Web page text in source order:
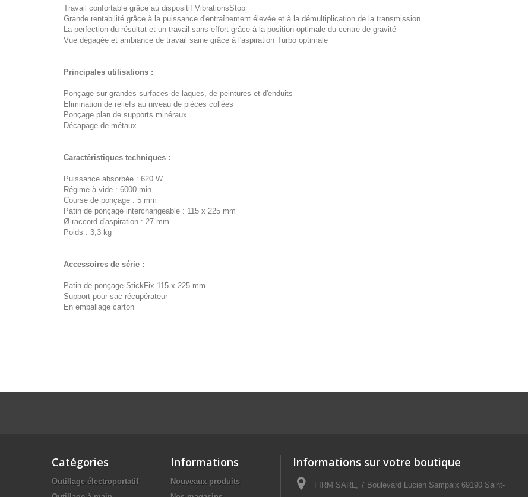
Travail confortable grâce au dispositif VibrationsStop
Grande rentabilité grâce à la puissance d'entraînement élevée et à la démultiplication de la transmission
La perfection du résultat et un travail sans effort grâce à la position optimale du centre de gravité
Vue dégagée et ambiance de travail saine grâce à l'aspiration Turbo optimale
Principales utilisations :
Ponçage sur grandes surfaces de laques, de peintures et d'enduits
Elimination de reliefs au niveau de pièces collées
Ponçage plan de supports minéraux
Décapage de métaux
Caractéristiques techniques :
Puissance absorbée : 620 W
Régime à vide : 6000 min
Course de ponçage : 5 mm
Patin de ponçage interchangeable : 115 x 225 mm
Ø raccord d'aspiration : 27 mm
Poids : 3,3 kg
Accessoires de série :
Patin de ponçage StickFix 115 x 225 mm
Support pour sac récupérateur
En emballage carton
Catégories
Outillage électroportatif
Informations
Nouveaux produits
Informations sur votre boutique
FIRM SARL, 7 Boulevard Lucien Sampaix 69190 Saint-